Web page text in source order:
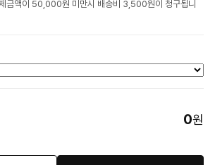
금액이 50,000원 미만시 배송비 3,500원이 청구됩니
0원